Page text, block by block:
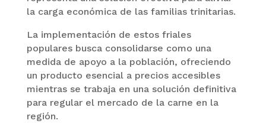
la carga económica de las familias trinitarias.
La implementación de estos friales
populares busca consolidarse como una
medida de apoyo a la población, ofreciendo
un producto esencial a precios accesibles
mientras se trabaja en una solución definitiva
para regular el mercado de la carne en la
región.